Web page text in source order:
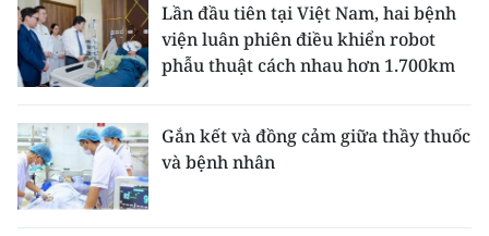
Lần đầu tiên tại Việt Nam, hai bệnh
viện luân phiên điều khiển robot
phẫu thuật cách nhau hơn 1.700km
Gắn kết và đồng cảm giữa thầy thuốc
và bệnh nhân